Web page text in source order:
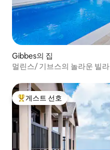
Gibbes의 집
멀린스/ 기브스의 놀라운 빌라
상위 게스트 선호
게스트 선호